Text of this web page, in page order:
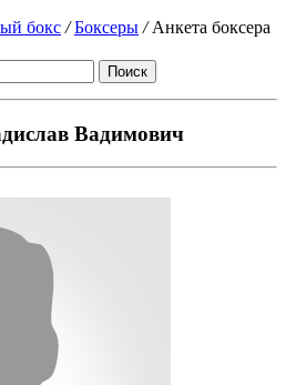
бокс / Боксеры /Анкета боксера
Вадимович